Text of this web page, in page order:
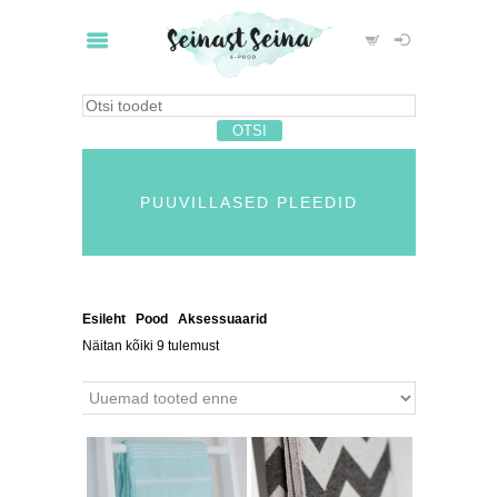
PUUVILLASED PLEEDID
Esileht Pood Aksessuaarid
Näitan kõiki 9 tulemust